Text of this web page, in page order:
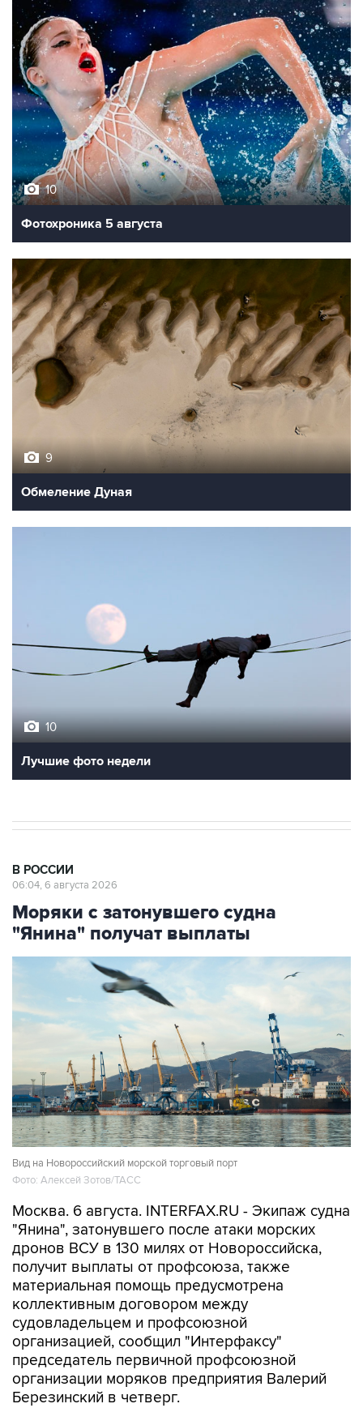
10
Фотохроника 5 августа
9
Обмеление Дуная
10
Лучшие фото недели
В РОССИИ
06:04, 6 августа 2026
Моряки с затонувшего судна
"Янина" получат выплаты
Вид на Новороссийский морской торговый порт
Фото: Алексей Зотов/ТАСС
Москва. 6 августа. INTERFAX.RU - Экипаж судна
"Янина", затонувшего после атаки морских
дронов ВСУ в 130 милях от Новороссийска,
получит выплаты от профсоюза, также
материальная помощь предусмотрена
коллективным договором между
судовладельцем и профсоюзной
организацией, сообщил "Интерфаксу"
председатель первичной профсоюзной
организации моряков предприятия Валерий
Березинский в четверг.